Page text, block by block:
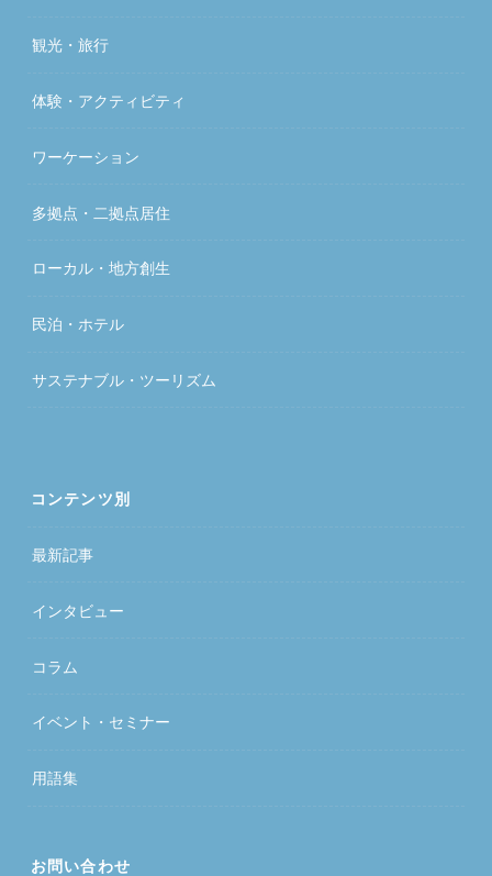
観光・旅行
体験・アクティビティ
ワーケーション
多拠点・二拠点居住
ローカル・地方創生
民泊・ホテル
サステナブル・ツーリズム
コンテンツ別
最新記事
インタビュー
コラム
イベント・セミナー
用語集
お問い合わせ